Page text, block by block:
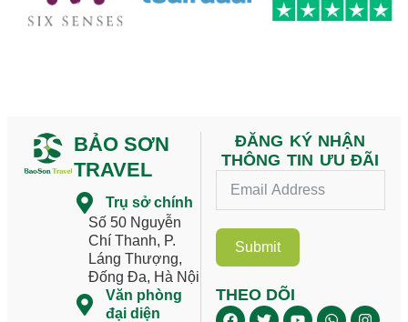
BẢO SƠN
TRAVEL
Trụ sở chính
Số 50 Nguyễn
Chí Thanh, P.
Láng Thượng,
Đống Đa, Hà Nội
Văn phòng
đại diện
ĐĂNG KÝ NHẬN
THÔNG TIN ƯU ĐÃI
Submit
THEO DÕI